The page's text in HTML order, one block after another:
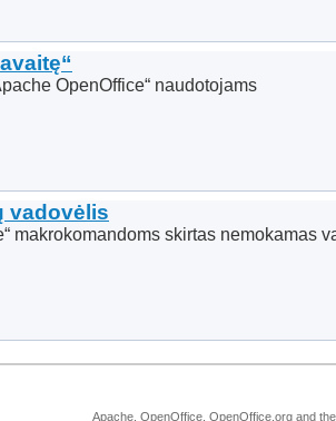
OpenOffice“ naudotojams
vadovėlis
makrokomandoms skirtas nemokamas
Apache, OpenOffice, OpenOffice.org and